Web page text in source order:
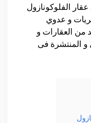
الفلوكونازول
و عدوي
من العقارات و
و المنتشرة فى